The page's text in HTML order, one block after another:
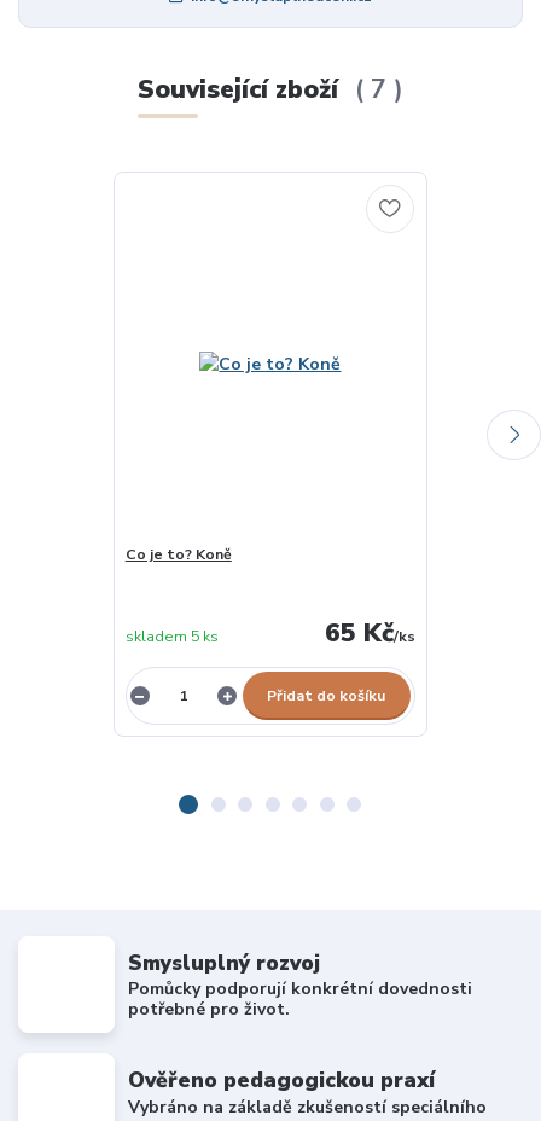
Související zboží 7
Co je to? Koně
65 Kč/ks
skladem 5 ks
Přidat do košíku
Smysluplný rozvoj
Pomůcky podporují konkrétní dovednosti
potřebné pro život.
Ověřeno pedagogickou praxí
Vybráno na základě zkušeností speciálního